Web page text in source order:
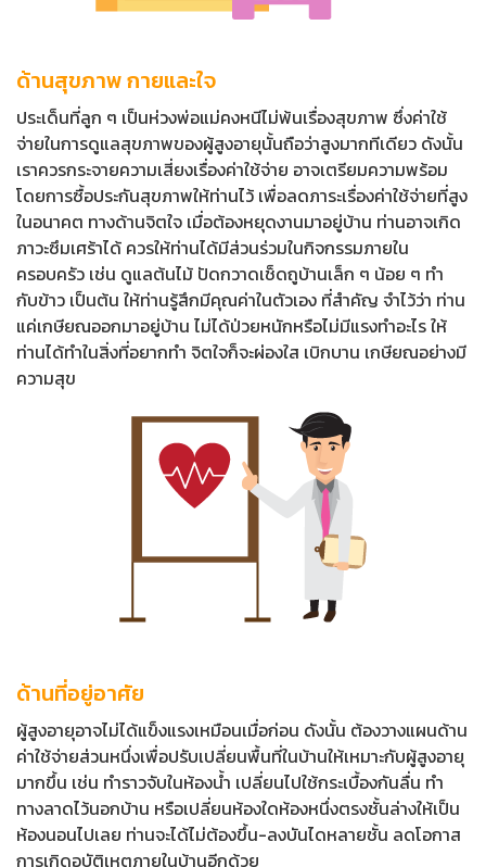
ด้านสุขภาพ กายและใจ
ประเด็นที่ลูก ๆ เป็นห่วงพ่อแม่คงหนีไม่พ้นเรื่องสุขภาพ ซึ่งค่าใช้
จ่ายในการดูแลสุขภาพของผู้สูงอายุนั้นถือว่าสูงมากทีเดียว ดังนั้น
เราควรกระจายความเสี่ยงเรื่องค่าใช้จ่าย อาจเตรียมความพร้อม
โดยการซื้อประกันสุขภาพให้ท่านไว้ เพื่อลดภาระเรื่องค่าใช้จ่ายที่สูง
ในอนาคต ทางด้านจิตใจ เมื่อต้องหยุดงานมาอยู่บ้าน ท่านอาจเกิด
ภาวะซึมเศร้าได้ ควรให้ท่านได้มีส่วนร่วมในกิจกรรมภายใน
ครอบครัว เช่น ดูแลต้นไม้ ปัดกวาดเช็ดถูบ้านเล็ก ๆ น้อย ๆ ทำ
กับข้าว เป็นต้น ให้ท่านรู้สึกมีคุณค่าในตัวเอง ที่สำคัญ จำไว้ว่า ท่าน
แค่เกษียณออกมาอยู่บ้าน ไม่ได้ป่วยหนักหรือไม่มีแรงทำอะไร ให้
ท่านได้ทำในสิ่งที่อยากทำ จิตใจก็จะผ่องใส เบิกบาน เกษียณอย่างมี
ความสุข
ด้านที่อยู่อาศัย
ผู้สูงอายุอาจไม่ได้แข็งแรงเหมือนเมื่อก่อน ดังนั้น ต้องวางแผนด้าน
ค่าใช้จ่ายส่วนหนึ่งเพื่อปรับเปลี่ยนพื้นที่ในบ้านให้เหมาะกับผู้สูงอายุ
มากขึ้น เช่น ทำราวจับในห้องน้ำ เปลี่ยนไปใช้กระเบื้องกันลื่น ทำ
ทางลาดไว้นอกบ้าน หรือเปลี่ยนห้องใดห้องหนึ่งตรงชั้นล่างให้เป็น
ห้องนอนไปเลย ท่านจะได้ไม่ต้องขึ้น-ลงบันไดหลายชั้น ลดโอกาส
การเกิดอุบัติเหตุภายในบ้านอีกด้วย